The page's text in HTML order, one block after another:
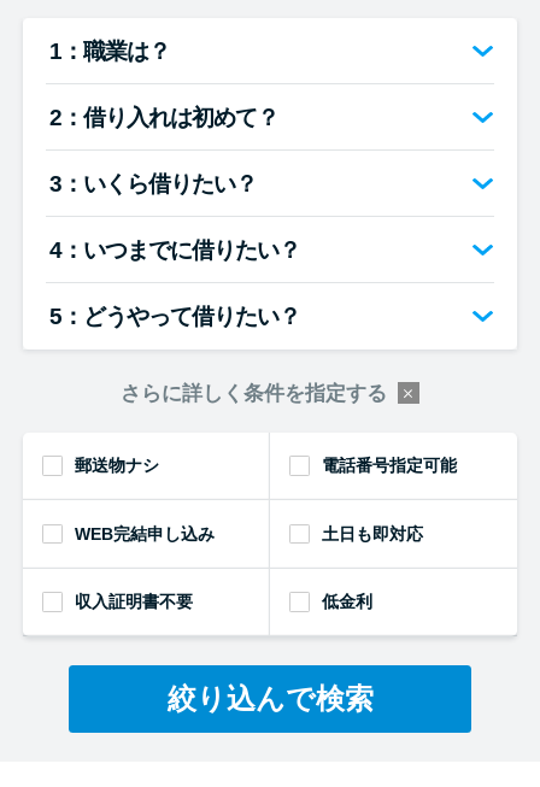
便利なコンテンツ
カードローン診断
カードローンQ&A
特集ページ
リボ払いをそのまま払いきると
損！
最速！最短40分で借りられるカ
ードローン
種類や特徴で探す
1：職業は？
2：借り入れは初めて？
3：いくら借りたい？
4：いつまでに借りたい？
5：どうやって借りたい？
さらに詳しく条件を指定する
郵送物ナシ 電話番号指定可能
WEB完結申し込み 土日も即対応
収入証明書不要 低金利
絞り込んで検索